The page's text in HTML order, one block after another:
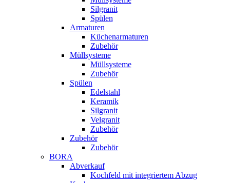
Silgranit
Spülen
Armaturen
Küchenarmaturen
Zubehör
Müllsysteme
Müllsysteme
Zubehör
Spülen
Edelstahl
Keramik
Silgranit
Velgranit
Zubehör
Zubehör
Zubehör
BORA
Abverkauf
Kochfeld mit integriertem Abzug